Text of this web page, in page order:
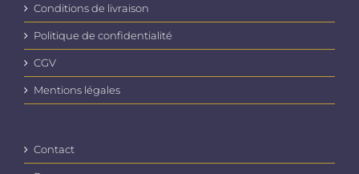
Conditions de livraison
Politique de confidentialité
CGV
Mentions légales
Contact